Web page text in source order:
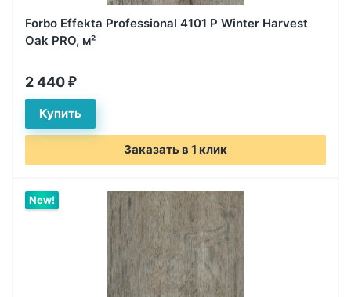
Forbo Effekta Professional 4101 P Winter Harvest
Oak PRO, м²
2 440 ₽
Заказать в 1 клик
New!